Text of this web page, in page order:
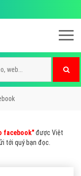
facebook"được Việt
tới quý bạn đọc.